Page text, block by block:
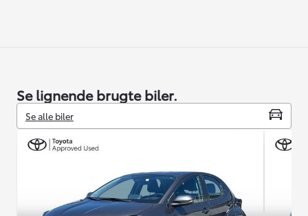
Se lignende brugte biler.
Se alle biler